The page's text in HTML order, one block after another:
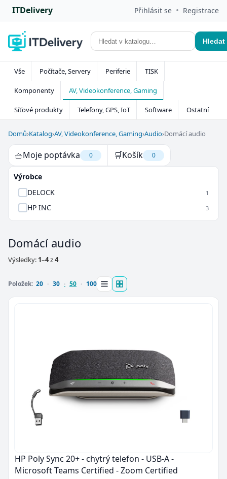
ITDelivery Přihlásit se • Registrace
Hledat
Vše Počítače, Servery Periferie TISK
Komponenty AV, Videokonference, Gaming
Síťové produkty Telefony, GPS, IoT Software Ostatní
Domů›Katalog›AV, Videokonference, Gaming›Audio›Domácí audio
🧺Moje poptávka 0 🛒Košík 0
Výrobce
DELOCK
1
HP INC 3
Domácí audio
Výsledky: 1–4z4
Položek: 20 30 50 100
HP Poly Sync 20+ - chytrý telefon - USB-A -
Microsoft Teams Certified - Zoom Certified